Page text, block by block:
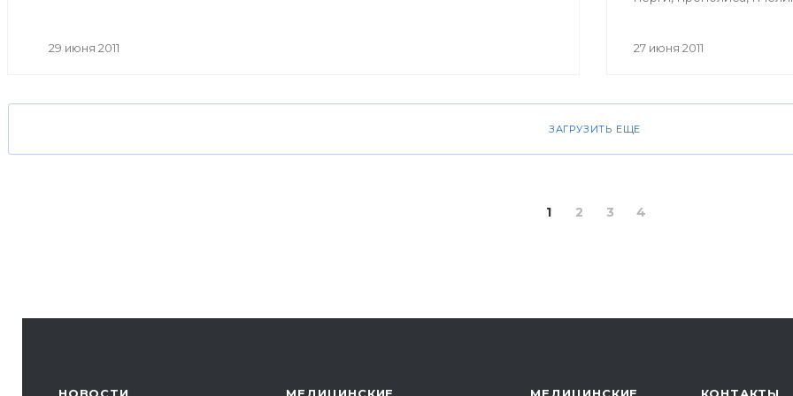
29 июня 2011 27 июня 2011
ЗАГРУЗИТЬ ЕЩЕ
1 2 3 4